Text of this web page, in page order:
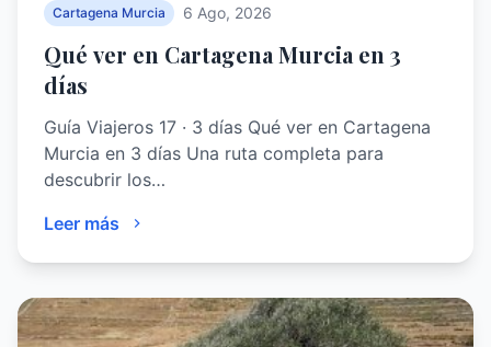
Cartagena Murcia 6 Ago, 2026
Qué ver en Cartagena Murcia en 3
días
Guía Viajeros 17 · 3 días Qué ver en Cartagena
Murcia en 3 días Una ruta completa para
descubrir los…
Leer más